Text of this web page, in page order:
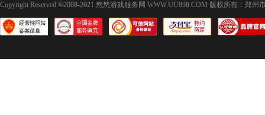
Copyright Reserved ©2008-2021 悠悠游戏服务网 WWW.UU898.COM 版权所有：郑州